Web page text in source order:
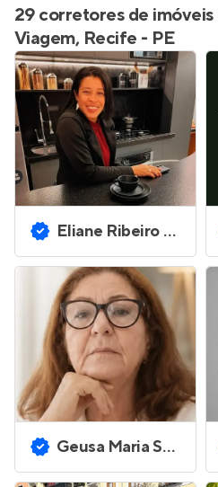
29 corretores de
Viagem, Recife - PE
Eliane Ribeiro de Souza
Geusa Maria Sampaio Gomes